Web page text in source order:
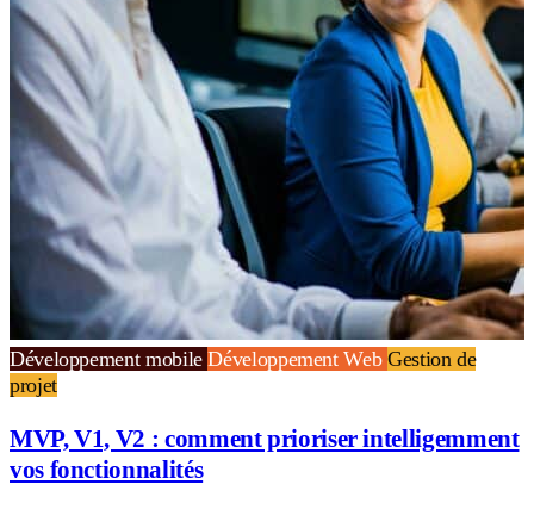
Développement mobileDéveloppement Web Gestion de
projet
MVP, V1, V2 : comment prioriser intelligemment
vos fonctionnalités